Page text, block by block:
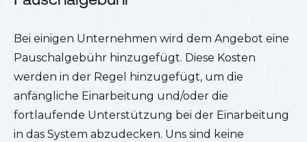
Bei einigen Unternehmen wird dem Angebot eine
Pauschalgebühr hinzugefügt. Diese Kosten
werden in der Regel hinzugefügt, um die
anfängliche Einarbeitung und/oder die
fortlaufende Unterstützung bei der Einarbeitung
in das System abzudecken. Uns sind keine